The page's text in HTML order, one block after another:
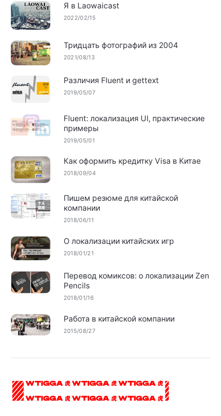
Я в Laowaicast
2022/02/15
Тридцать фотографий из 2004
2021/08/13
Различия Fluent и gettext
2019/05/07
Fluent: локализация UI, практические
примеры
2019/05/01
Как оформить кредитку Visa в Китае
2018/09/04
Пишем резюме для китайской
компании
2018/06/11
О локализации китайских игр
2018/01/21
Перевод комиксов: о локализации Zen
Pencils
2018/01/16
Работа в китайской компании
2015/08/27